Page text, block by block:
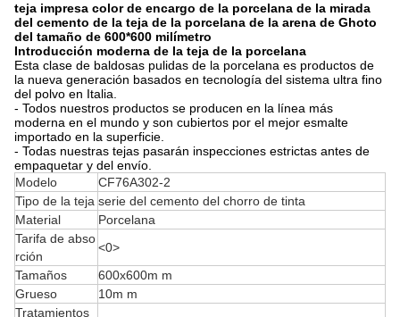
teja impresa color de encargo de la porcelana de la mirada
del cemento de la teja de la porcelana de la arena de Ghoto
del tamaño de 600*600 milímetro
Introducción moderna de la teja de la porcelana
Esta clase de baldosas pulidas de la porcelana es productos de
la nueva generación basados en tecnología del sistema ultra fino
del polvo en Italia.
- Todos nuestros productos se producen en la línea más
moderna en el mundo y son cubiertos por el mejor esmalte
importado en la superficie.
- Todas nuestras tejas pasarán inspecciones estrictas antes de
empaquetar y del envío.
Modelo
CF76A302-2
Tipo de la teja serie del cemento del chorro de tinta
Material
Porcelana
Tarifa de abso
rción
<0>
Tamaños
600x600m m
Grueso
10m m
Tratamientos